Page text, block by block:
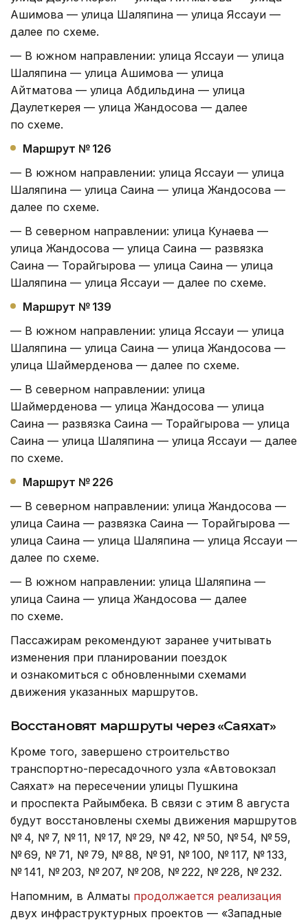
Ашимова — улица Шаляпина — улица Яссауи —
далее по схеме.
— В южном направлении: улица Яссауи — улица
Шаляпина — улица Ашимова — улица
Айтматова — улица Абдильдина — улица
Даулеткерея — улица Жандосова — далее
по схеме.
Маршрут № 126
— В южном направлении: улица Яссауи — улица
Шаляпина — улица Саина — улица Жандосова —
далее по схеме.
— В северном направлении: улица Кунаева —
улица Жандосова — улица Саина — развязка
Саина — Торайгырова — улица Саина — улица
Шаляпина — улица Яссауи — далее по схеме.
Маршрут № 139
— В южном направлении: улица Яссауи — улица
Шаляпина — улица Саина — улица Жандосова —
улица Шаймерденова — далее по схеме.
— В северном направлении: улица
Шаймерденова — улица Жандосова — улица
Саина — развязка Саина — Торайгырова — улица
Саина — улица Шаляпина — улица Яссауи — далее
по схеме.
Маршрут № 226
— В северном направлении: улица Жандосова —
улица Саина — развязка Саина — Торайгырова —
улица Саина — улица Шаляпина — улица Яссауи —
далее по схеме.
— В южном направлении: улица Шаляпина —
улица Саина — улица Жандосова — далее
по схеме.
Пассажирам рекомендуют заранее учитывать
изменения при планировании поездок
и ознакомиться с обновленными схемами
движения указанных маршрутов.
Восстановят маршруты через «Саяхат»
Кроме того, завершено строительство
транспортно-пересадочного узла «Автовокзал
Саяхат» на пересечении улицы Пушкина
и проспекта Райымбека. В связи с этим 8 августа
будут восстановлены схемы движения маршрутов
№ 4, № 7, № 11, № 17, № 29, № 42, № 50, № 54, № 59,
№ 69, № 71, № 79, № 88, № 91, № 100, № 117, № 133,
№ 141, № 203, № 207, № 208, № 222, № 228, № 232.
Напомним, в Алматы продолжается реализация
двух инфраструктурных проектов — «Западные